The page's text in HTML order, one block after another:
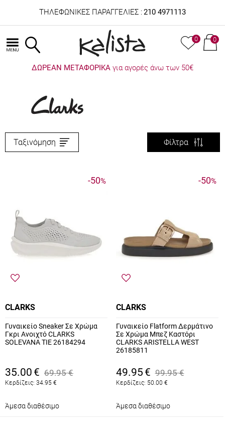
ΤΗΛΕΦΩΝΙΚΕΣ ΠΑΡΑΓΓΕΛΙΕΣ : 210 4971113
0 0
ΔΩΡΕΑΝ ΜΕΤΑΦΟΡΙΚΑ για αγορές άνω των 50€
Ταξινόμηση Φίλτρα
-50%
CLARKS
Γυναικείο Sneaker Σε Χρώμα
Γκρι Ανοιχτό CLARKS
SOLEVANA TIE 26184294
35.00 € 69.95 €
Κερδίζεις: 34.95 €
Άμεσα διαθέσιμο
-50%
CLARKS
Γυναικείο Flatform Δερμάτινο
Σε Χρώμα Μπεζ Καστόρι
CLARKS ARISTELLA WEST
26185811
49.95 € 99.95 €
Κερδίζεις: 50.00 €
Άμεσα διαθέσιμο